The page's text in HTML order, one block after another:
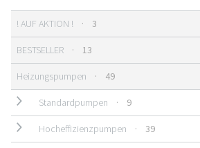
! AUF AKTION ! 3
BESTSELLER 13
Heizungspumpen 4949 Produkte
Standardpumpen 99 Produkte
Hocheffizienzpumpen 3939 Produkte